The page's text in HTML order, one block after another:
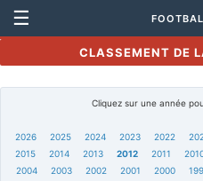
☰
CLASSEMENT DE
Cliquez sur une année
2026 2025 2024 2023 2022
2015
2014 2013 2012 2011
2004
2003 2002 2001 2000